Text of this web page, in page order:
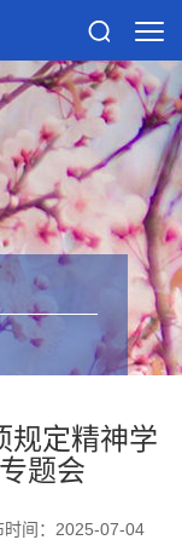
规定精神学
题会
时间：2025-07-04